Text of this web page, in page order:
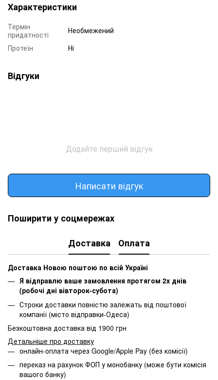
Характеристики
Термін
придатності
Необмежений
Протеїн
Ні
Відгуки
Додайте перший відгук
Написати відгук
Поширити у соцмережах
Доставка
Оплата
Доставка Новою поштою по всій Україні
Я відправлю ваше замовлення протягом 2х днів
(робочі дні вівторок-субота)
Строки доставки повністю залежать від поштової
компанії (місто відправки-Одеса)
Безкоштовна доставка від 1900 грн
Детальніше про доставку
онлайн-оплата через Google/Apple Pay (без комісії)
переказ на рахунок ФОП у монобанку (може бути комісія
вашого банку)